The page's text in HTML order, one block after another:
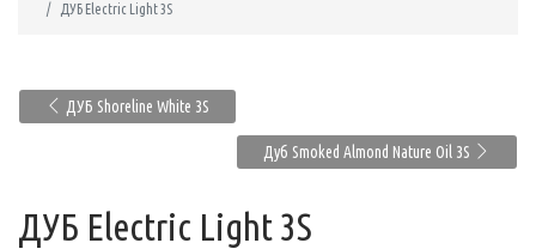
ДУБ Electric Light 3S
ДУБ Shoreline White 3S
Дуб Smoked Almond Nature Oil 3S
ДУБ Electric Light 3S